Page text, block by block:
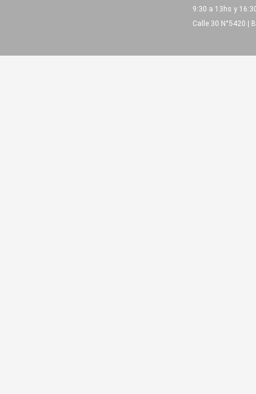
9:30 a 13hs y
Calle 30 N°5420 |